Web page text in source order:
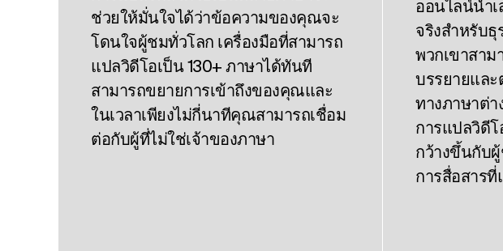
ช่วยให้มั่นใจได้ว่าข้อความของคุณจะ
โดนใจผู้ชมทั่วโลก เครื่องมือที่สามารถ
แปลวิดีโอเป็น 130+ ภาษาได้ทันที
สามารถขยายการเข้าถึงของคุณและ
ในเวลาเพียงไม่กี่นาทีคุณสามารถเชื่อม
ต่อกับผู้ที่ไม่ใช่เจ้าของภาษา
ออนไลน์นํา
จริงสําหรับ
พวกเขาสาม
บรรยายแล
ทางภาษาต่
การแปลวิดี
กว้างขึ้นกับ
การสื่อสาร